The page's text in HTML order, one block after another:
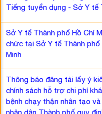
Tiếng tuyển dụng - Sở Y tế
Sở Y tế Thành phố Hồ Chí
chức tại Sở Y tế Thành phố
Minh
Thông báo đăng tải lấy ý
chính sách hỗ trợ chi phí
bệnh chạy thận nhân tạo